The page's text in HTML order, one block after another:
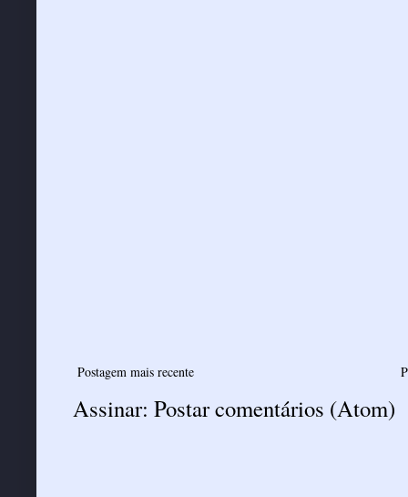
Postagem mais recente
Assinar: Postar comentários (Atom)